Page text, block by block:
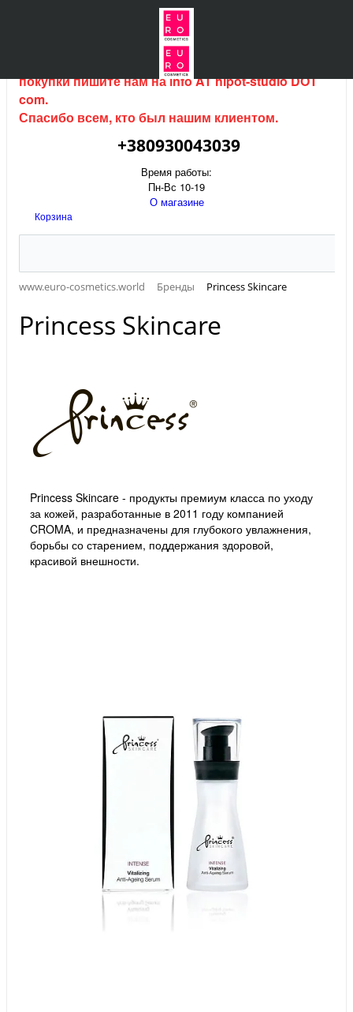
Интернет магазин (данный сайт) продается, для
покупки пишите нам наinfo AT hipot-studio DOT
com.
Спасибо всем, кто был нашим клиентом.
+380930043039
Время работы:
Пн-Вс 10-19
О магазине
Корзина
www.euro-cosmetics.world Бренды Princess Skincare
Princess Skincare
Princess Skincare - продукты премиум класса по уходу
за кожей, разработанные в 2011 году компанией
CROMA, и предназначены для глубокого увлажнения,
борьбы со старением, поддержания здоровой,
красивой внешности.